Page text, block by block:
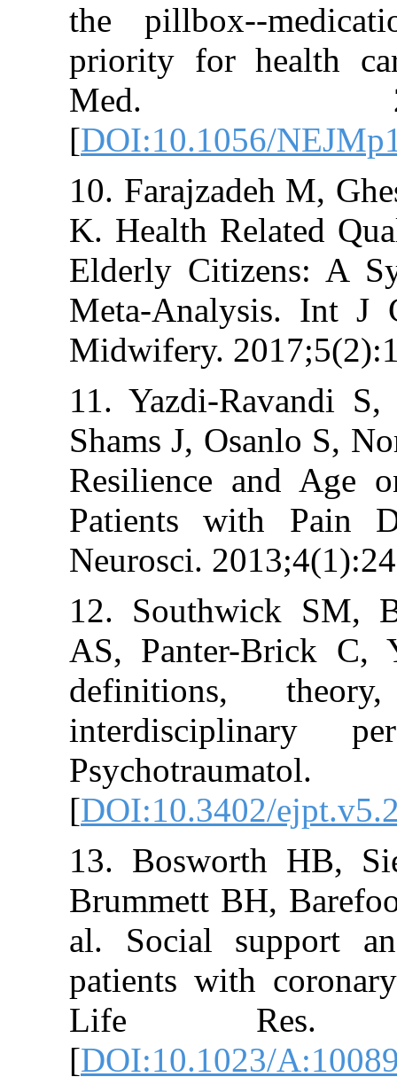
the pillbox--
priority for
Med.
[DOI:10.1056/
10. Farajzadeh
K. Health
Elderly
Meta-
Midwifery.
11. Yazdi-
Shams J,
Resilience
Patients with
Neurosci.
12. Southwick
AS, Panter-
definitions,
[DOI:10.3402/
13. Bosworth
Brummett BH,
al. Social
patients with
Life Res.
[DOI:10.1023/